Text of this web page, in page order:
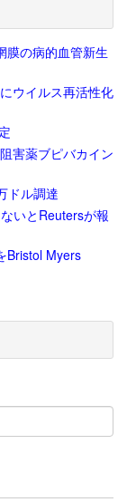
膜の病的血管新生
ウイルス再活性化
害薬ブピバカイン
ドル調達
いとReutersが報
Bristol Myers